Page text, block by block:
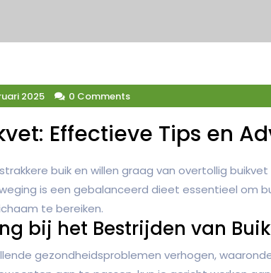
2025 0 Comments
Effectieve Tips en
buik en willen graag van overtollig
is een gebalanceerd dieet essentieel om
te bereiken.
bij het Bestrijden van
gezondheidsproblemen verhogen,